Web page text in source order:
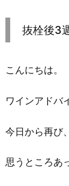
抜栓後3
こんにちは。
ワインアドバ
今日から再び、
思うところあ